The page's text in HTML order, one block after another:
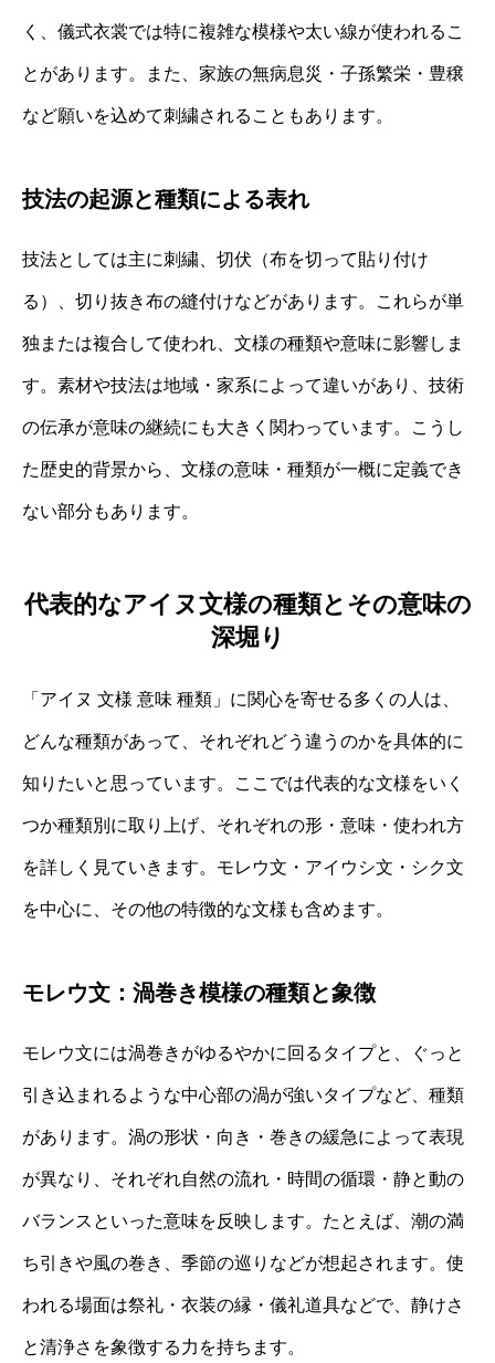
く、儀式衣裳では特に複雑な模様や太い線が使われるこ
とがあります。また、家族の無病息災・子孫繁栄・豊穣
など願いを込めて刺繍されることもあります。
技法の起源と種類による表れ
技法としては主に刺繍、切伏（布を切って貼り付け
る）、切り抜き布の縫付けなどがあります。これらが単
独または複合して使われ、文様の種類や意味に影響しま
す。素材や技法は地域・家系によって違いがあり、技術
の伝承が意味の継続にも大きく関わっています。こうし
た歴史的背景から、文様の意味・種類が一概に定義でき
ない部分もあります。
代表的なアイヌ文様の種類とその意味の
深堀り
「アイヌ 文様 意味 種類」に関心を寄せる多くの人は、
どんな種類があって、それぞれどう違うのかを具体的に
知りたいと思っています。ここでは代表的な文様をいく
つか種類別に取り上げ、それぞれの形・意味・使われ方
を詳しく見ていきます。モレウ文・アイウシ文・シク文
を中心に、その他の特徴的な文様も含めます。
モレウ文：渦巻き模様の種類と象徴
モレウ文には渦巻きがゆるやかに回るタイプと、ぐっと
引き込まれるような中心部の渦が強いタイプなど、種類
があります。渦の形状・向き・巻きの緩急によって表現
が異なり、それぞれ自然の流れ・時間の循環・静と動の
バランスといった意味を反映します。たとえば、潮の満
ち引きや風の巻き、季節の巡りなどが想起されます。使
われる場面は祭礼・衣装の縁・儀礼道具などで、静けさ
と清浄さを象徴する力を持ちます。